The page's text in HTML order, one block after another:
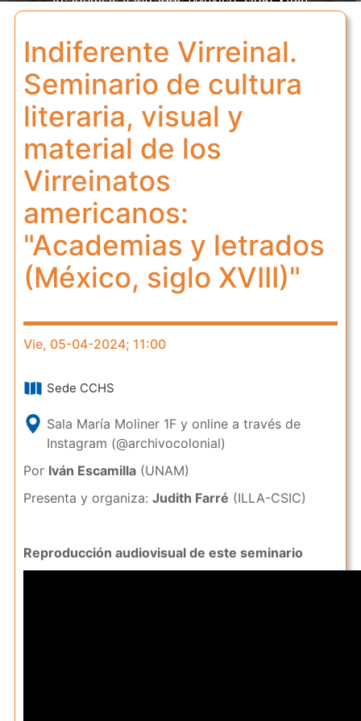
Indiferente Virreinal.
Seminario de cultura
literaria, visual y
material de los
Virreinatos
americanos:
"Academias y letrados
(México, siglo XVIII)"
Vie, 05-04-2024; 11:00
Sede CCHS
Sala María Moliner 1F y online a través de
Instagram (@archivocolonial)
Por Iván Escamilla(UNAM)
Presenta y organiza: Judith Farré (ILLA-CSIC)
Reproducción audiovisual de este seminario